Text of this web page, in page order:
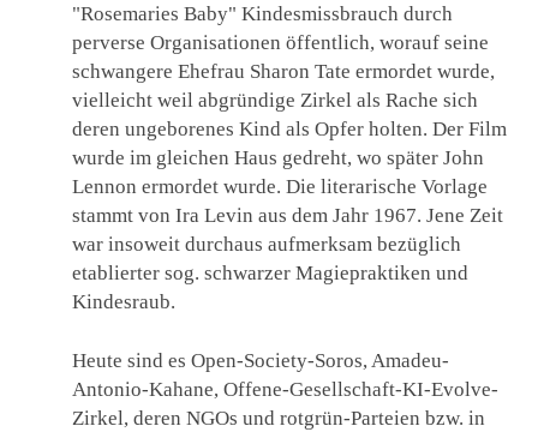
"Rosemaries Baby" Kindesmissbrauch durch
perverse Organisationen öffentlich, worauf seine
schwangere Ehefrau Sharon Tate ermordet wurde,
vielleicht weil abgründige Zirkel als Rache sich
deren ungeborenes Kind als Opfer holten. Der Film
wurde im gleichen Haus gedreht, wo später John
Lennon ermordet wurde. Die literarische Vorlage
stammt von Ira Levin aus dem Jahr 1967. Jene Zeit
war insoweit durchaus aufmerksam bezüglich
etablierter sog. schwarzer Magiepraktiken und
Kindesraub.
Heute sind es Open-Society-Soros, Amadeu-
Antonio-Kahane, Offene-Gesellschaft-KI-Evolve-
Zirkel, deren NGOs und rotgrün-Parteien bzw. in